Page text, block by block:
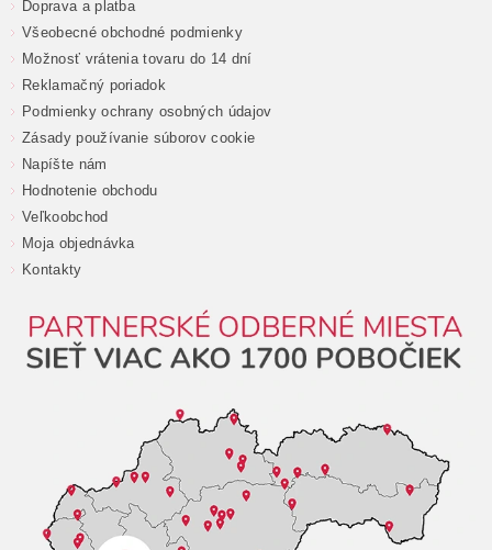
Doprava a platba
Všeobecné obchodné podmienky
Možnosť vrátenia tovaru do 14 dní
Reklamačný poriadok
Podmienky ochrany osobných údajov
Zásady používanie súborov cookie
Napíšte nám
Hodnotenie obchodu
Veľkoobchod
Moja objednávka
Kontakty